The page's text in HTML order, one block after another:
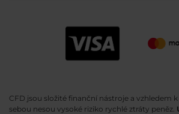
CFD jsou složité finanční nástroje a vzhledem
sebou nesou vysoké riziko rychlé ztráty peněz.